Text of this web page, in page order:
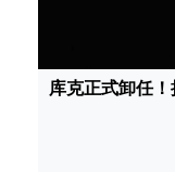
库克正式卸任